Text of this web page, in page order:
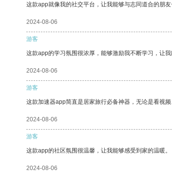
这款app就像我的社交平台，让我能够与志同道合的朋友
2024-08-06
游客
这款app的学习氛围很浓厚，能够激励我不断学习，让我
2024-08-06
游客
这款加速器app简直是居家旅行必备神器，无论是看视
2024-08-06
游客
这款app的社区氛围很温馨，让我能够感受到家的温暖。
2024-08-06